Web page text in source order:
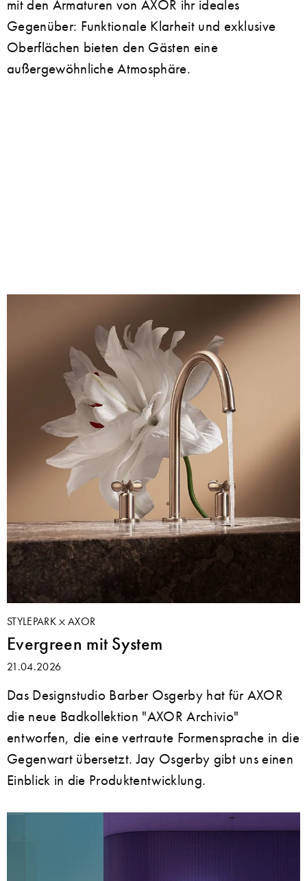
mit den Armaturen von AXOR ihr ideales
Gegenüber: Funktionale Klarheit und exklusive
Oberflächen bieten den Gästen eine
außergewöhnliche Atmosphäre.
STYLEPARK AXOR
Evergreen mit System
21.04.2026
Das Designstudio Barber Osgerby hat für AXOR
die neue Badkollektion "AXOR Archivio"
entworfen, die eine vertraute Formensprache in die
Gegenwart übersetzt. Jay Osgerby gibt uns einen
Einblick in die Produktentwicklung.